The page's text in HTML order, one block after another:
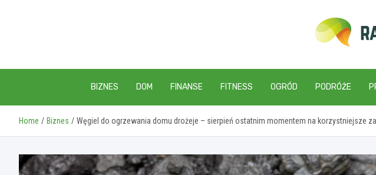
BIZNES DOM FINANSE FITNESS OGRÓD PODRÓŻE
Home Biznes Węgiel do ogrzewania domu drożeje – sierpień ostatnim momentem na korzystniejsze